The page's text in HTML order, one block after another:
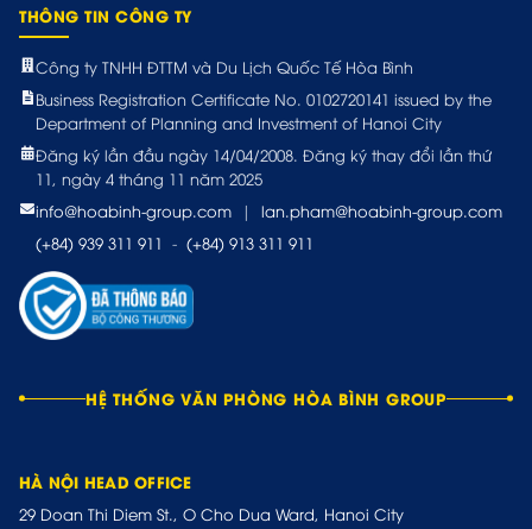
THÔNG TIN CÔNG TY
Công ty TNHH ĐTTM và Du Lịch Quốc Tế Hòa Bình
Business Registration Certificate No. 0102720141 issued by the
Department of Planning and Investment of Hanoi City
Đăng ký lần đầu ngày 14/04/2008. Đăng ký thay đổi lần thứ
11, ngày 4 tháng 11 năm 2025
info@hoabinh-group.com
|
lan.pham@hoabinh-group.com
(+84) 939 311 911 - (+84) 913 311 911
HỆ THỐNG VĂN PHÒNG HÒA BÌNH GROUP
HÀ NỘI HEAD OFFICE
29 Doan Thi Diem St., O Cho Dua Ward, Hanoi City